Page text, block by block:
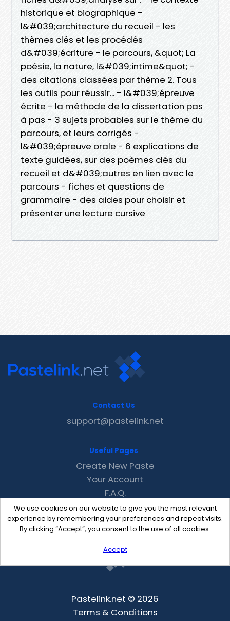
historique et biographique -
l&#039;architecture du recueil - les
thèmes clés et les procédés
d&#039;écriture - le parcours, &quot; La
poésie, la nature, l&#039;intime&quot; -
des citations classées par thème 2. Tous
les outils pour réussir... - l&#039;épreuve
écrite - la méthode de la dissertation pas
à pas - 3 sujets probables sur le thème du
parcours, et leurs corrigés -
l&#039;épreuve orale - 6 explications de
texte guidées, sur des poèmes clés du
recueil et d&#039;autres en lien avec le
parcours - fiches et questions de
grammaire - des aides pour choisir et
présenter une lecture cursive
We use cookies on our website to give you the most relevant
experience by remembering your preferences and repeat visits.
By clicking “Accept”, you consent to the use of all cookies.
Accept
Contact Us
support@pastelink.net
Useful Pages
Create New Paste
Your Account
F.A.Q.
Recent
Contact
Pastelink.net © 2026
Terms & Conditions